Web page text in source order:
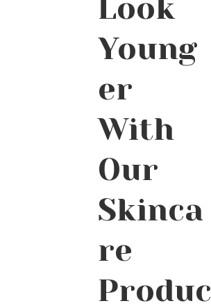
Look
Young
er
With
Our
Skinca
re
Produc